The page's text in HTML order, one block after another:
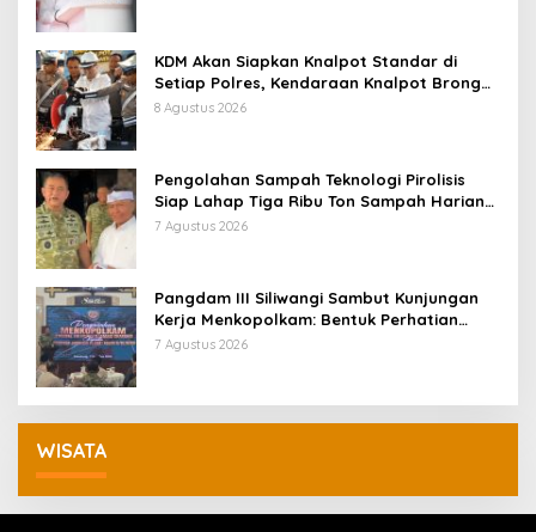
KDM Akan Siapkan Knalpot Standar di
Setiap Polres, Kendaraan Knalpot Brong
Tertangkap Langsung Ganti
8 Agustus 2026
Pengolahan Sampah Teknologi Pirolisis
Siap Lahap Tiga Ribu Ton Sampah Harian
Jawa Barat
7 Agustus 2026
Pangdam III Siliwangi Sambut Kunjungan
Kerja Menkopolkam: Bentuk Perhatian
Pemerintah
7 Agustus 2026
WISATA